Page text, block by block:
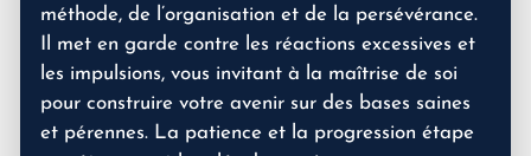
méthode, de l’organisation et de la persévérance.
Il met en garde contre les réactions excessives et
les impulsions, vous invitant à la maîtrise de soi
pour construire votre avenir sur des bases saines
et pérennes. La patience et la progression étape